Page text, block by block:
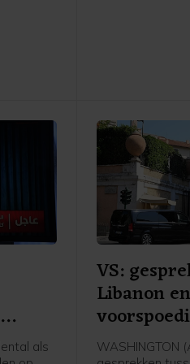
als
VS:
Libanon
WASHINGTON